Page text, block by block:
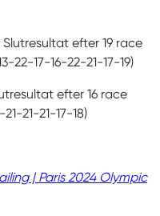
efter 19 race
22-17-16-22-21-17-19)
efter 16 race
21-21-17-18)
| Paris 2024 Olympic